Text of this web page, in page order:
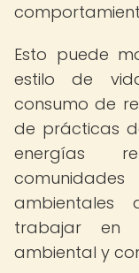
Esto puede
estilo de
consumo de
de prácticas
energías
trabajar en
ambiental y